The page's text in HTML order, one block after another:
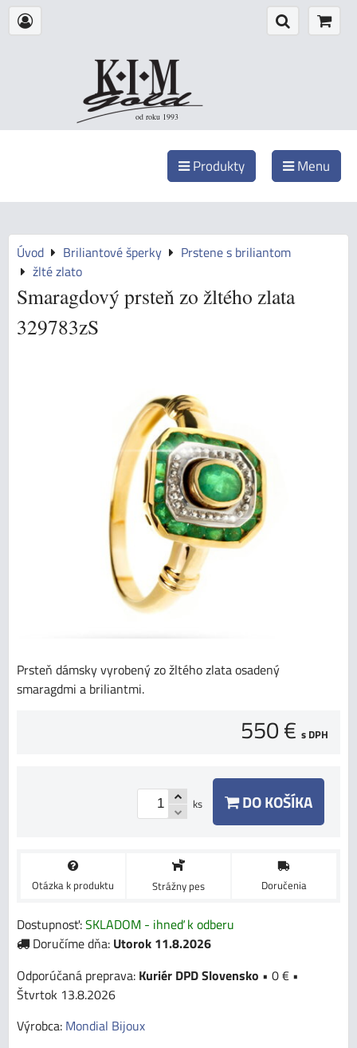
od roku 1993
Produkty Menu
Úvod Briliantové šperky
Prstene s briliantom
žlté zlato
Smaragdový prsteň zo žltého zlata
329783zS
Prsteň dámsky vyrobený zo žltého zlata osadený
smaragdmi a briliantmi.
550 € s DPH
ks DO KOŠÍKA
Otázka k produktu Strážny pes Doručenia
Dostupnosť:SKLADOM - ihneď k odberu
Doručíme dňa: Utorok 11.8.2026
Kuriér DPD Slovensko • 0 € •
Štvrtok 13.8.2026
Výrobca: Mondial Bijoux